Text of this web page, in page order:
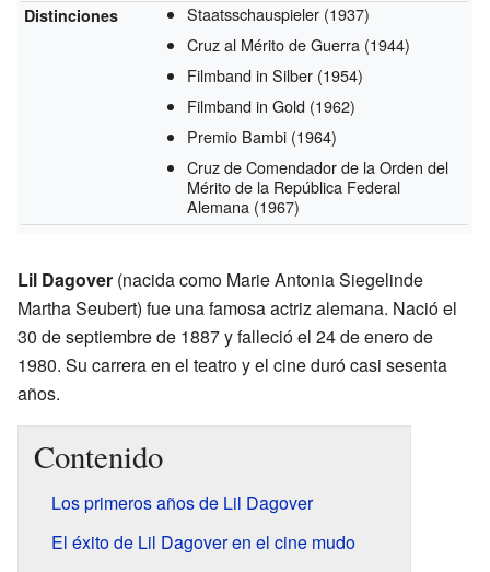
Distinciones Staatsschauspieler (1937)
Cruz al Mérito de Guerra (1944)
Filmband in Silber (1954)
Filmband in Gold (1962)
Premio Bambi (1964)
Cruz de Comendador de la Orden del
Mérito de la República Federal
Alemana (1967)
Lil Dagover (nacida como Marie Antonia Siegelinde
Martha Seubert) fue una famosa actriz alemana. Nació el
30 de septiembre de 1887 y falleció el 24 de enero de
1980. Su carrera en el teatro y el cine duró casi sesenta
años.
Contenido
Los primeros años de Lil Dagover
El éxito de Lil Dagover en el cine mudo